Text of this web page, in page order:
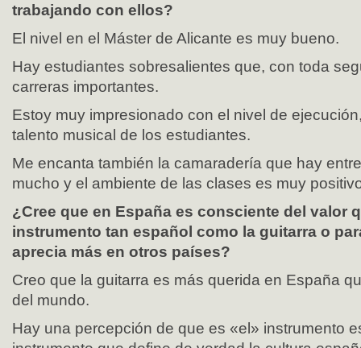
trabajando con ellos?
El nivel en el Máster de Alicante es muy bueno.
Hay estudiantes sobresalientes que, con toda
carreras importantes.
Estoy muy impresionado con el nivel de
talento musical de los estudiantes.
Me encanta también la camaradería que hay
mucho y el ambiente de las clases es muy
¿Cree que en España es consciente del valor
instrumento tan español como la guitarra o
aprecia más en otros países?
Creo que la guitarra es más querida en España
del mundo.
Hay una percepción de que es «el» instrumento